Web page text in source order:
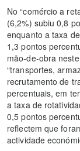
No “comércio a
(6,2%) subiu 0,8
enquanto a taxa
1,3 pontos
mão-de-obra
“transportes,
recrutamento de
percentuais, em
a taxa de
0,5 pontos
reflectem que
actividade